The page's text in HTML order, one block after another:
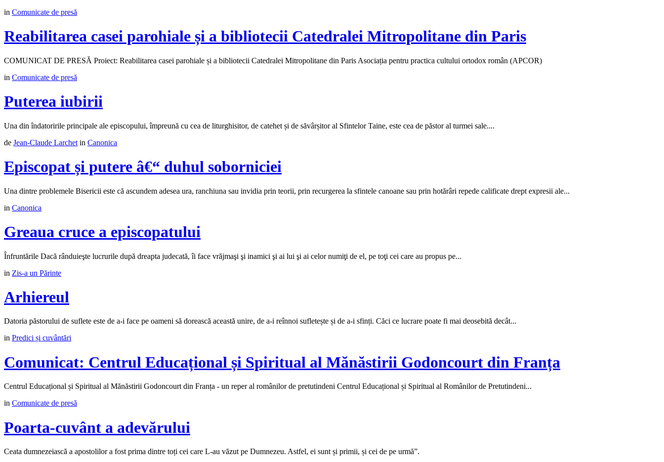
in Comunicate de presă
Reabilitarea casei parohiale și a bibliotecii Catedralei Mitropolitane din Paris
COMUNICAT DE PRESĂ Proiect: Reabilitarea casei parohiale și a bibliotecii Catedralei Mitropolitane din Paris Asociația pentru practica cultului ortodox român (APCOR)
in Comunicate de presă
Puterea iubirii
Una din îndatoririle principale ale episcopului, împreună cu cea de liturghisitor, de catehet și de săvârșitor al Sfintelor Taine, este cea de păstor al turmei sale....
de Jean-Claude Larchet in Canonica
Episcopat și putere â€“ duhul soborniciei
Una dintre problemele Bisericii este că ascundem adesea ura, ranchiuna sau invidia prin teorii, prin recurgerea la sfintele canoane sau prin hotărâri repede calificate drept expresii ale...
in Canonica
Greaua cruce a episcopatului
Înfruntările Dacă rânduieşte lucrurile după dreapta judecată, îi face vrăjmaşi şi inamici şi ai lui şi ai celor numiţi de el, pe toţi cei care au propus pe...
in Zis-a un Părinte
Arhiereul
Datoria păstorului de suflete este de a-i face pe oameni să dorească această unire, de a-i reînnoi sufletește și de a-i sfinți. Căci ce lucrare poate fi mai deosebită decât...
in Predici și cuvântări
Comunicat: Centrul Educațional și Spiritual al Mănăstirii Godoncourt din Franța
Centrul Educațional și Spiritual al Mănăstirii Godoncourt din Franța - un reper al românilor de pretutindeni Centrul Educațional și Spiritual al Românilor de Pretutindeni...
in Comunicate de presă
Poarta-cuvânt a adevărului
Ceata dumnezeiască a apostolilor a fost prima dintre toți cei care L-au văzut pe Dumnezeu. Astfel, ei sunt și primii, și cei de pe urmă”.